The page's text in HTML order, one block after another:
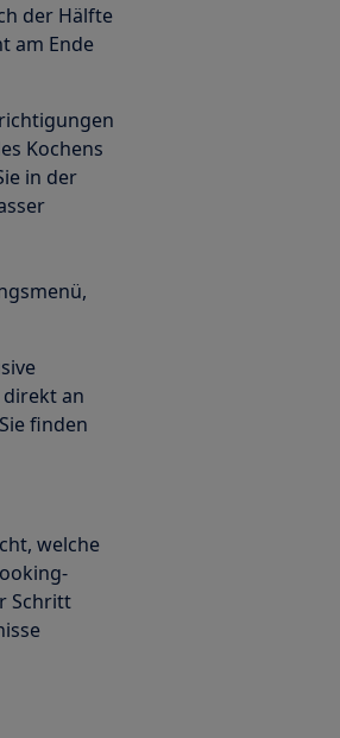
der Hälfte
am Ende
Kochens
in der
an
finden
welche
Schritt